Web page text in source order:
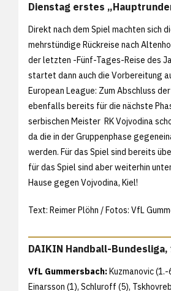
Dienstag erstes
Direkt nach dem Spiel machten sich
mehrstündige Rückreise nach
der letzten -Fünf-Tages-Reise des
startet dann auch die Vorbereitung
European League: Zum Abschluss
ebenfalls bereits für die nächste
serbischen Meister RK Vojvodina
da die in der Gruppenphase
werden. Für das Spiel sind bereits
für das Spiel sind aber weiterhin
Hause gegen Vojvodina, Kiel!
Text: Reimer Plöhn / Fotos: VfL
DAIKIN Handball-
VfL Gummersbach:Kuzmanovic
Einarsson (1), Schluroff (5),